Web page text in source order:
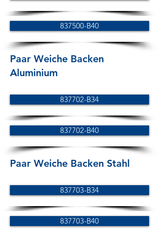
837500-B40
Paar Weiche Backen
Aluminium
837702-B34
837702-B40
Paar Weiche Backen Stahl
837703-B34
837703-B40